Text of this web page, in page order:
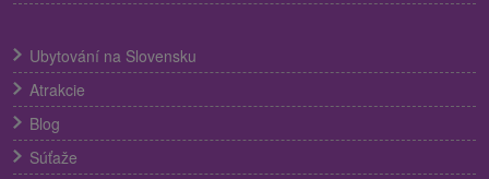
Ubytování na Slovensku
Atrakcie
Blog
Súťaže